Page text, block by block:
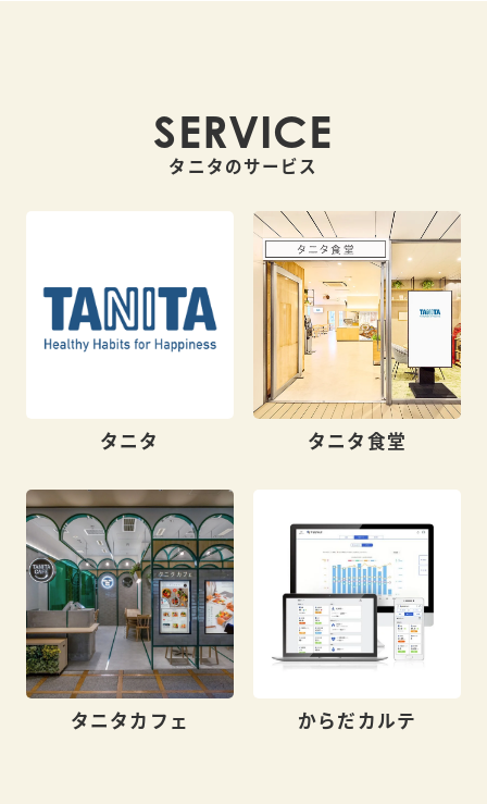
SERVICE
タニタのサービス
タニタ タニタ食堂
タニタカフェ からだカルテ